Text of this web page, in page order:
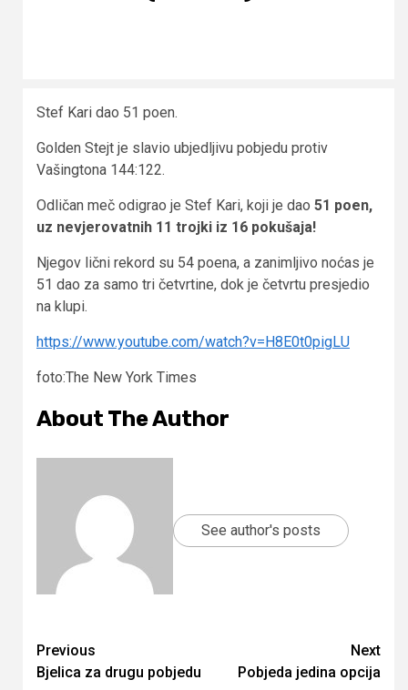
Stef Kari dao 51 poen.
Golden Stejt je slavio ubjedljivu pobjedu protiv
Vašingtona 144:122.
Odličan meč odigrao je Stef Kari, koji je dao 51 poen,
uz nevjerovatnih 11 trojki iz 16 pokušaja!
Njegov lični rekord su 54 poena, a zanimljivo noćas je
51 dao za samo tri četvrtine, dok je četvrtu presjedio
na klupi.
https://www.youtube.com/watch?v=H8E0t0pigLU
foto:The New York Times
About The Author
See author's posts
Continue
Reading
Previous
Bjelica za drugu pobjedu
Next
Pobjeda jedina opcija